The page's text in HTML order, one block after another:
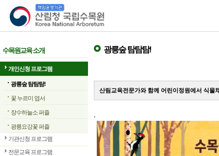
산림청 국립수목원
수목원교육 소개
개인신청 프로그램
광릉숲 탐탐탐!
꽃 누르미 엽서
장수하늘소 퍼즐
광릉요강꽃 퍼즐
기관신청 프로그램
전문교육 프로그램
광릉숲 탐탐탐!
산림교육전문가와 함께 어린이정원에서 식물
.